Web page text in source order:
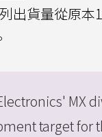
出貨量從原本
MX
target for